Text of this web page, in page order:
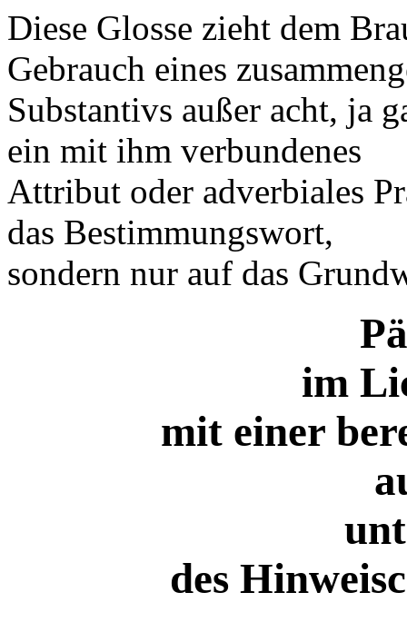
Diese Glosse zieht dem
Gebrauch eines
Substantivs außer acht, ja
ein mit ihm verbundenes
Attribut oder adverbiales
das Bestimmungswort,
sondern nur auf das
im
mit einer
des